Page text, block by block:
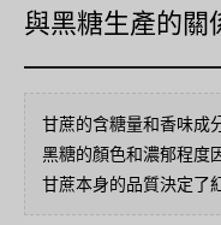
與黑糖生產的關
甘蔗的含糖量和香味成
黑糖的顏色和濃郁程度
甘蔗本身的品質決定了